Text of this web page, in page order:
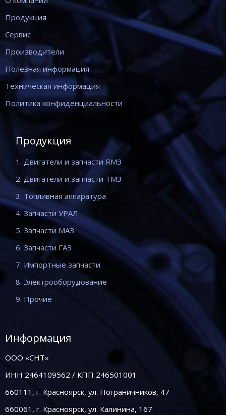
Продукция
Сервис
Производители
Полезная информация
Техническая информация
Политика конфиденциальности
Продукция
1. Двигатели и запчасти ЯМЗ
2. Двигатели и запчасти ТМЗ
3. Топливная аппаратура
4. Запчасти УРАЛ
5. Запчасти МАЗ
6. Запчасти ГАЗ
7. Импортные запчасти
8. Электрооборудование
9. Прочие
Информация
ООО «СНТ»
ИНН 2464109562 / КПП 246501001
660111, г. Красноярск, ул. Пограничников, 47
660061, г. Красноярск, ул. Калинина, 167